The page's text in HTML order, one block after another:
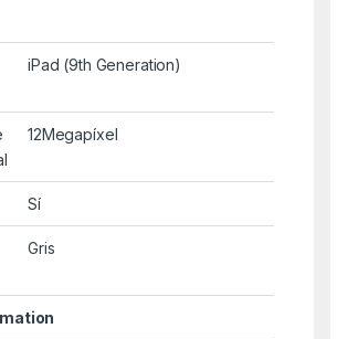
iPad (9th Generation)
12Megapíxel
Sí
Gris